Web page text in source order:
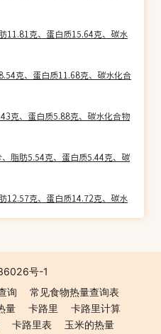
11.81克、蛋白质15.64克、碳水
克、蛋白质11.68克、碳水化合
克、蛋白质5.88克、碳水化合物
脂肪5.54克、蛋白质5.44克、碳
12.57克、蛋白质14.72克、碳水
克、蛋白质12.40克、碳水化合
克、蛋白质14.54克、碳水化合
号-1
询
常见食物热量查询表
量 卡路里
卡路里计算
卡路里表 玉米的热量